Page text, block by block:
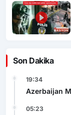
Son Dakika
19:34
Azerbaijan
05:23